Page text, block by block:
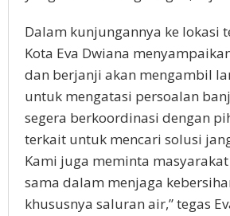
Dalam kunjungannya ke lokasi
Kota Eva Dwiana
dan berjanji akan mengambil
untuk mengatasi persoalan
segera berkoordinasi dengan
terkait untuk mencari solusi
Kami juga meminta
sama dalam menjaga
khususnya saluran air,” tegas